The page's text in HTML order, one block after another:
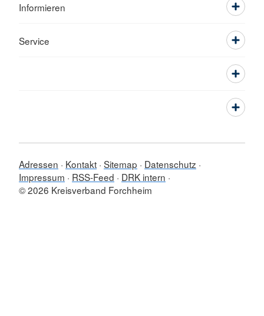
Informieren
Service
Adressen Kontakt Sitemap
Datenschutz
Impressum
RSS-Feed
DRK intern
© 2026 Kreisverband Forchheim